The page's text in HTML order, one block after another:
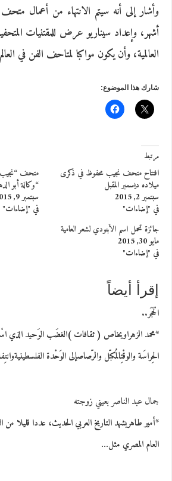
أشهر، وإعداد سيناريو عرض للمقتنيات
العالمية، وأن يكون مواكبا لمتاحف الفن في
شارك هذا الموضوع:
مرتبط
افتتاح متحف نجيب محفوظ في ذكرى
ميلاده ديسمبر المقبل
سبتمبر 2, 2015
في "إضاءات"
متحف “نجيب
“وكالة أبو
سبتمبر 9, 2015
في "إضاءات"
جائزة تحمل اسم الأبنودي لشعر العامية
مايو 30, 2015
في "إضاءات"
إقرأ أيضاً
الْحَجَر..
*محمد الزهراويخاص ( ثقافات )الغضَب الوَحيد الذي
الحِراسَة والوقْتِالمُكبّل والرّصاصإلى الوَحْدة
جمال عبد الناصر بعيني زوجته
*أمير طاهريشهد التاريخ العربي الحديث، عددا قليلا من
العام المصري مثل…